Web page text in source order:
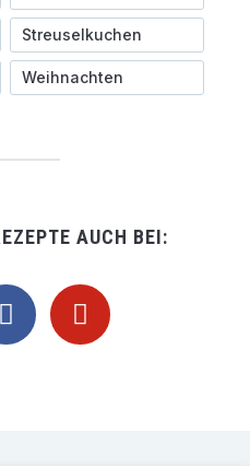
Streuselkuchen
Weihnachten
AUCH BEI:
pinterest